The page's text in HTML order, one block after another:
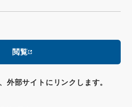
閲覧
外部サイトにリンクします。